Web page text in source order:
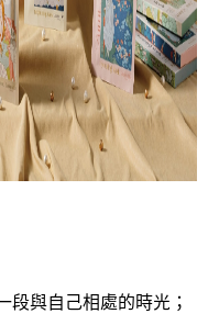
段與自己相處的時光；